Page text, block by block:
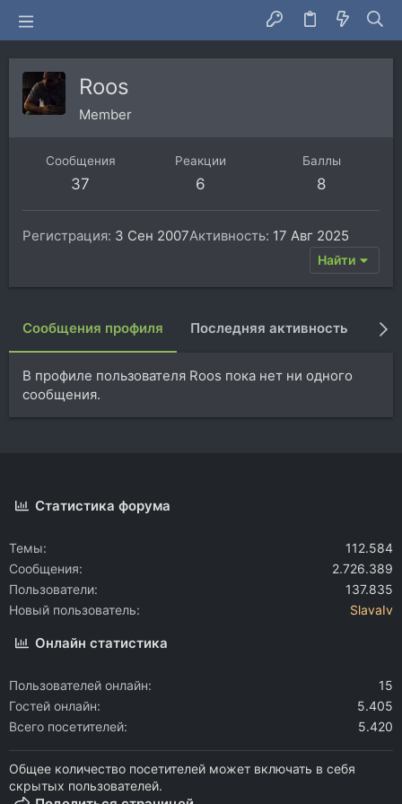
Roos
Member
Сообщения
37
Реакции
6
Баллы
8
Регистрация 3 Сен 2007Активность 17 Авг 2025
Найти
Сообщения профиля Последняя активность
В профиле пользователя Roos пока нет ни одного
сообщения.
Статистика форума
Темы
112.584
Сообщения
2.726.389
Пользователи
137.835
Новый пользователь
SlavaIv
Онлайн статистика
Пользователей онлайн
15
Гостей онлайн
5.405
Всего посетителей
5.420
Общее количество посетителей может включать в себя
скрытых пользователей.